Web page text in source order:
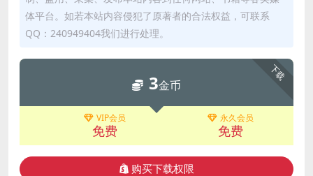
体平台。如若本站内容侵犯了原著者的合法权益，可联系
QQ：240949404我们进行处理。
下载
3金币
VIP会员
免费
永久会员
免费
购买下载权限